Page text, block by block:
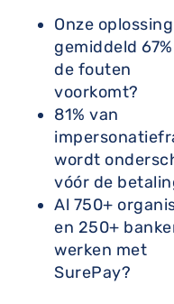
Onze oplossing
gemiddeld
de fouten
voorkomt?
81% van
wordt
vóór de
Al 750+
en 250+
werken met
SurePay?